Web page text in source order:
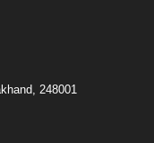
248001